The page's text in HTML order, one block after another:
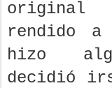
original
rendido a
hizo
decidió